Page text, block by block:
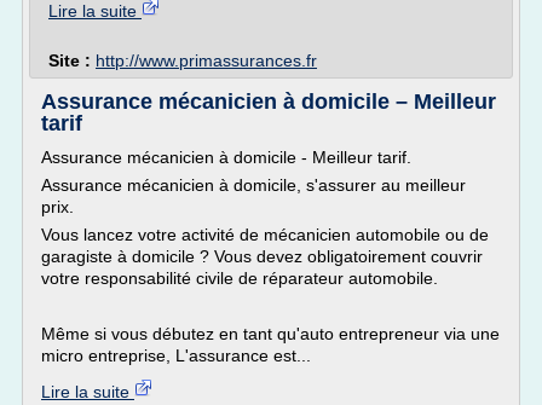
Lire la suite
Site : http://www.primassurances.fr
Assurance mécanicien à domicile – Meilleur
tarif
Assurance mécanicien à domicile - Meilleur tarif.
Assurance mécanicien à domicile, s'assurer au meilleur
prix.
Vous lancez votre activité de mécanicien automobile ou de
garagiste à domicile ? Vous devez obligatoirement couvrir
votre responsabilité civile de réparateur automobile.
Même si vous débutez en tant qu'auto entrepreneur via une
micro entreprise, L'assurance est...
Lire la suite